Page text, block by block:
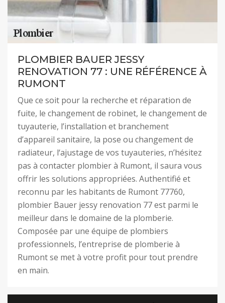
PLOMBIER BAUER JESSY
RENOVATION 77 : UNE RÉFÉRENCE À
RUMONT
Que ce soit pour la recherche et réparation de
fuite, le changement de robinet, le changement de
tuyauterie, l’installation et branchement
d’appareil sanitaire, la pose ou changement de
radiateur, l‘ajustage de vos tuyauteries, n’hésitez
pas à contacter plombier à Rumont, il saura vous
offrir les solutions appropriées. Authentifié et
reconnu par les habitants de Rumont 77760,
plombier Bauer jessy renovation 77 est parmi le
meilleur dans le domaine de la plomberie.
Composée par une équipe de plombiers
professionnels, l’entreprise de plomberie à
Rumont se met à votre profit pour tout prendre
en main.